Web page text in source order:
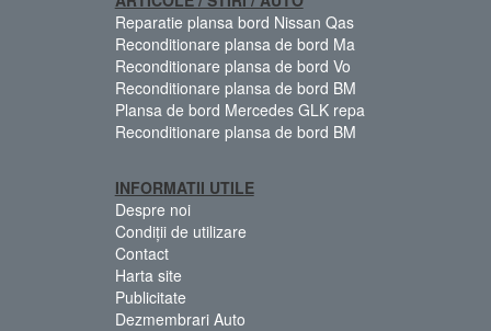
Reparatie plansa bord Nissan Qas
Reconditionare plansa de bord Ma
Reconditionare plansa de bord Vo
Reconditionare plansa de bord BM
Plansa de bord Mercedes GLK repa
Reconditionare plansa de bord BM
INFORMATII UTILE
Despre noi
Condiții de utilizare
Contact
Harta site
Publicitate
Dezmembrari Auto